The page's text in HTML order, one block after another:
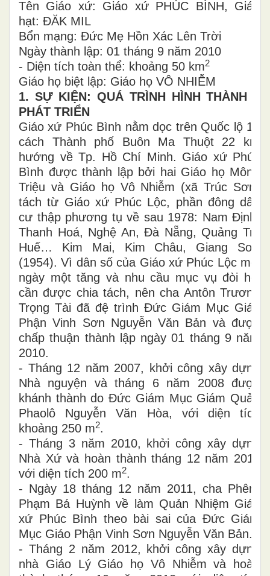
Tên Giáo xứ: Giáo xứ PHÚC BÌNH, Giáo
hạt: ĐĂK MIL
Bổn mạng: Đức Mẹ Hồn Xác Lên Trời
Ngày thành lập: 01 tháng 9 năm 2010
- Diện tích toàn thể: khoảng 50 km2
Giáo họ biệt lập: Giáo họ VÔ NHIỄM
1. SỰ KIỆN: QUÁ TRÌNH HÌNH THÀNH –
PHÁT TRIỂN
Giáo xứ Phúc Bình nằm dọc trên Quốc lộ 14
cách Thành phố Buôn Ma Thuột 22 km
hướng về Tp. Hồ Chí Minh. Giáo xứ Phúc
Bình được thành lập bởi hai Giáo họ Mông
Triệu và Giáo họ Vô Nhiễm (xã Trúc Sơn)
tách từ Giáo xứ Phúc Lộc, phần đông dân
cư thập phương tụ về sau 1978: Nam Định,
Thanh Hoá, Nghệ An, Đà Nẵng, Quảng Trị,
Huế… Kim Mai, Kim Châu, Giang Sơn
(1954). Vì dân số của Giáo xứ Phúc Lộc mỗi
ngày một tăng và nhu cầu mục vụ đòi hỏi
cần được chia tách, nên cha Antôn Trương
Trọng Tài đã đệ trình Đức Giám Mục Giáo
Phận Vinh Sơn Nguyễn Văn Bản và được
chấp thuận thành lập ngày 01 tháng 9 năm
2010.
- Tháng 12 năm 2007, khởi công xây dựng
Nhà nguyện và tháng 6 năm 2008 được
khánh thành do Đức Giám Mục Giám Quản
Phaolô Nguyễn Văn Hòa, với diện tích
khoảng 250 m2.
- Tháng 3 năm 2010, khởi công xây dựng
Nhà Xứ và hoàn thành tháng 12 năm 2011
với diện tích 200 m2.
- Ngày 18 tháng 12 năm 2011, cha Phêrô
Phạm Bá Huỳnh về làm Quản Nhiệm Giáo
xứ Phúc Bình theo bài sai của Đức Giám
Mục Giáo Phận Vinh Sơn Nguyễn Văn Bản.
- Tháng 2 năm 2012, khởi công xây dựng
nhà Giáo Lý Giáo họ Vô Nhiễm và hoàn